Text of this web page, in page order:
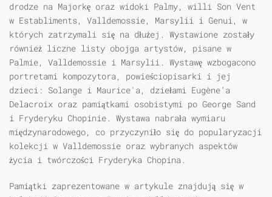
drodze na Majorkę oraz widoki Palmy, willi Son Vent
w Establiments, Valldemossie, Marsylii i Genui, w
których zatrzymali się na dłużej. Wystawione zostały
również liczne listy obojga artystów, pisane w
Palmie, Valldemossie i Marsylii. Wystawę wzbogacono
portretami kompozytora, powieściopisarki i jej
dzieci: Solange i Maurice'a, dziełami Eugène’a
Delacroix oraz pamiątkami osobistymi po George Sand
i Fryderyku Chopinie. Wystawa nabrała wymiaru
międzynarodowego, co przyczyniło się do popularyzacji
kolekcji w Valldemossie oraz wybranych aspektów
życia i twórczości Fryderyka Chopina.
Pamiątki zaprezentowane w artykule znajdują się w